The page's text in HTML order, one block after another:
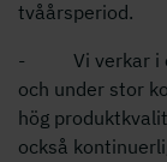
tvåårsperiod.
- Vi verkar i en
och under stor
hög
också